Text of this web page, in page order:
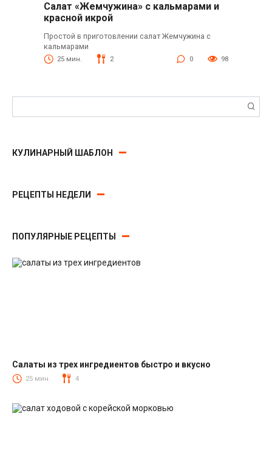
Салат «Жемчужина» с кальмарами и
красной икрой
Простой в приготовлении салат Жемчужина с
кальмарами
25 мин. 2 0 98
КУЛИНАРНЫЙ ШАБЛОН
РЕЦЕПТЫ НЕДЕЛИ
ПОПУЛЯРНЫЕ РЕЦЕПТЫ
Салаты
Салаты из трех ингредиентов быстро и вкусно
25 мин. 4